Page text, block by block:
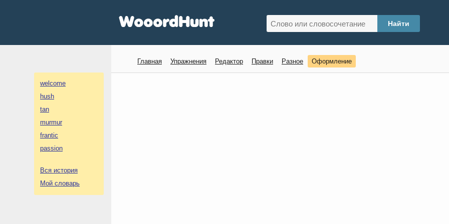
welcome
hush
tan
murmur
frantic
passion
Вся история
Мой словарь
Главная Упражнения Редактор Правки Разное Оформление